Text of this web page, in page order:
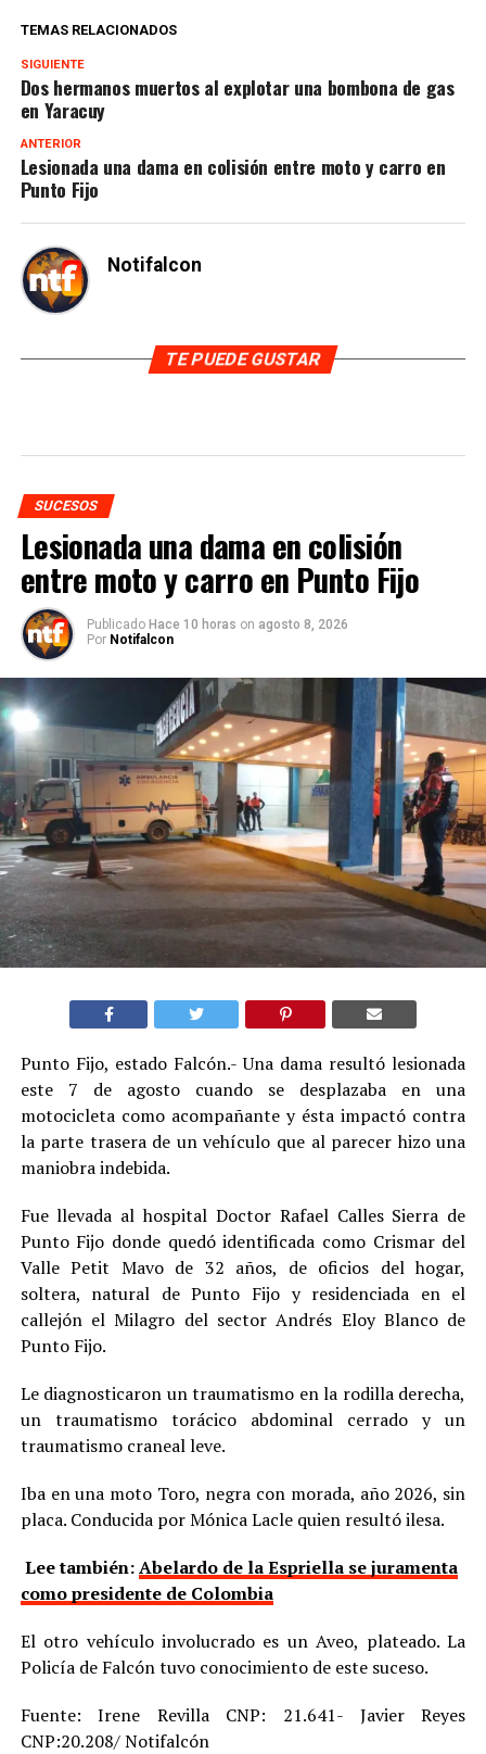
TEMAS RELACIONADOS
SIGUIENTE
Dos hermanos muertos al explotar una bombona de gas
en Yaracuy
ANTERIOR
Lesionada una dama en colisión entre moto y carro en
Punto Fijo
Notifalcon
TE PUEDE GUSTAR
SUCESOS
Lesionada una dama en colisión
entre moto y carro en Punto Fijo
Publicado Hace 10 horas on agosto 8, 2026
Por Notifalcon
Punto Fijo, estado Falcón.- Una dama resultó lesionada
este 7 de agosto cuando se desplazaba en una
motocicleta como acompañante y ésta impactó contra
la parte trasera de un vehículo que al parecer hizo una
maniobra indebida.
Fue llevada al hospital Doctor Rafael Calles Sierra de
Punto Fijo donde quedó identificada como Crismar del
Valle Petit Mavo de 32 años, de oficios del hogar,
soltera, natural de Punto Fijo y residenciada en el
callejón el Milagro del sector Andrés Eloy Blanco de
Punto Fijo.
Le diagnosticaron un traumatismo en la rodilla derecha,
un traumatismo torácico abdominal cerrado y un
traumatismo craneal leve.
Iba en una moto Toro, negra con morada, año 2026, sin
placa. Conducida por Mónica Lacle quien resultó ilesa.
Lee también:Abelardo de la Espriella se juramenta
como presidente de Colombia
El otro vehículo involucrado es un Aveo, plateado. La
Policía de Falcón tuvo conocimiento de este suceso.
Fuente: Irene Revilla CNP: 21.641- Javier Reyes
CNP:20.208/ Notifalcón